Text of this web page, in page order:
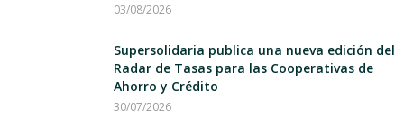
03/08/2026
Supersolidaria publica una nueva edición del
Radar de Tasas para las Cooperativas de
Ahorro y Crédito
30/07/2026